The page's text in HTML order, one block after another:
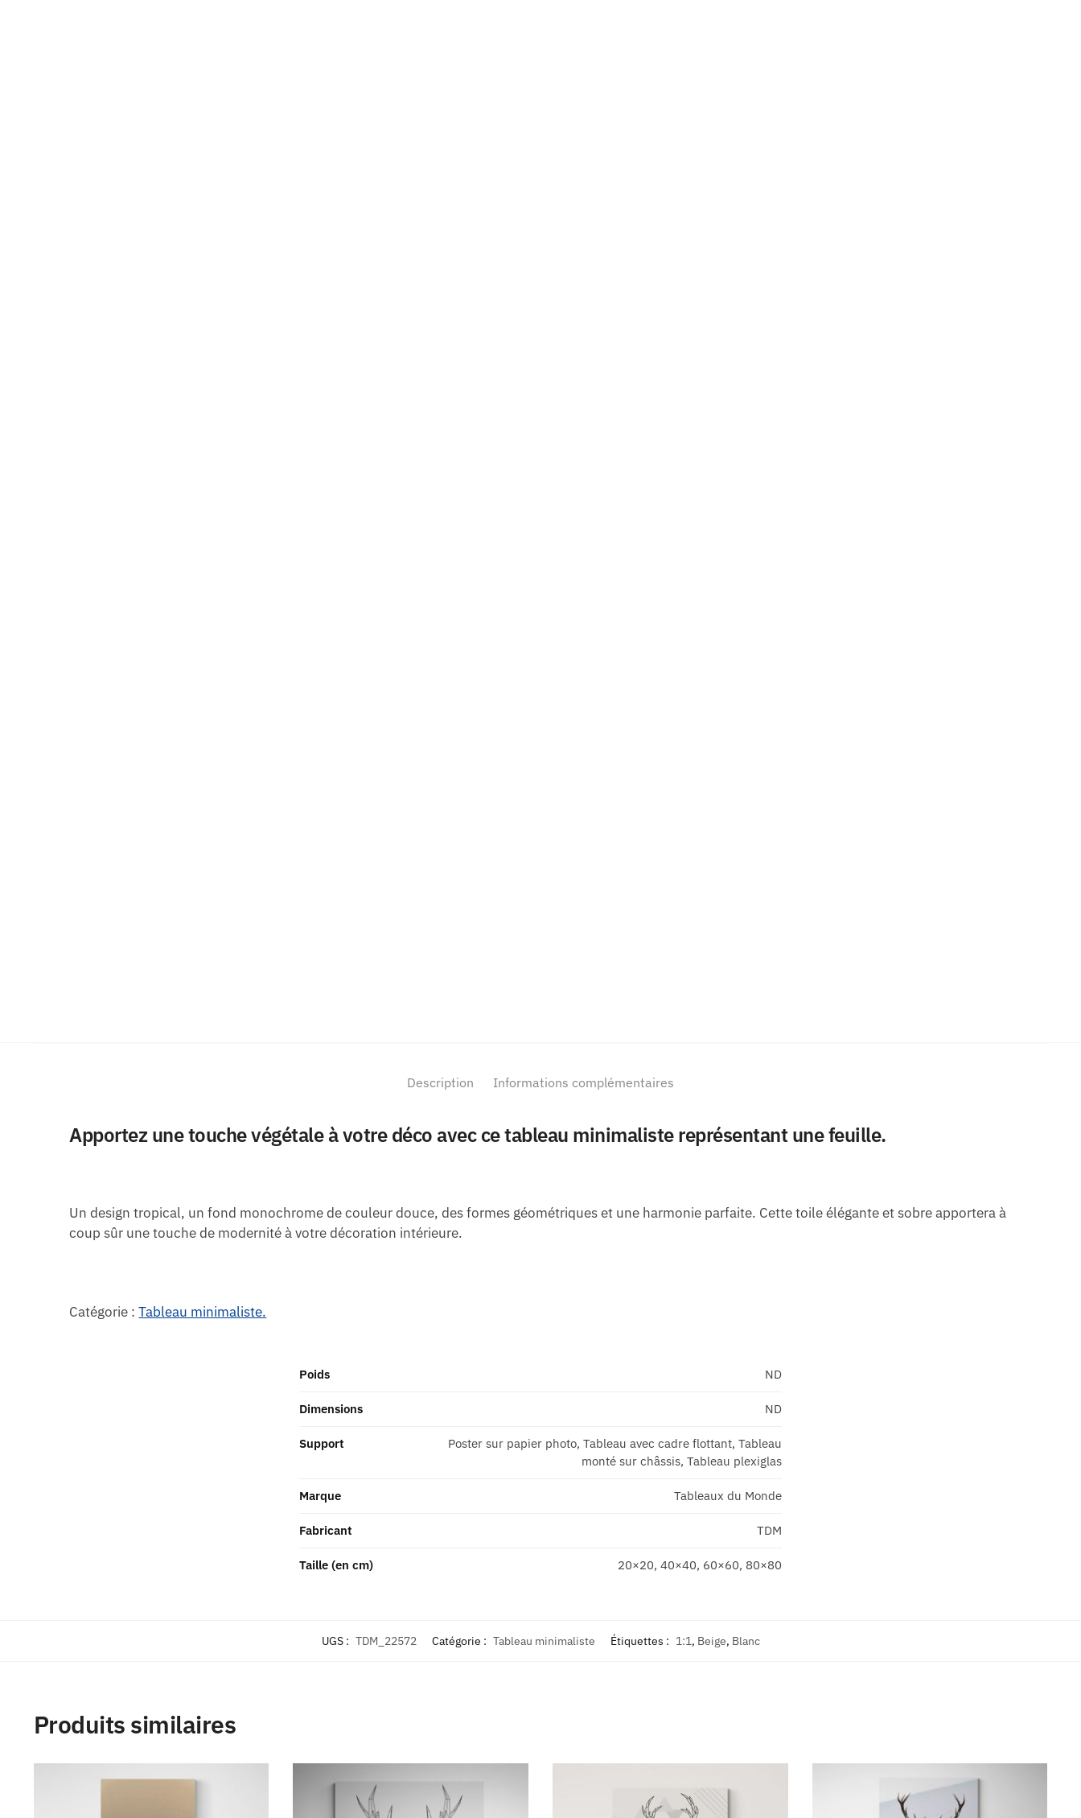
Description Informations complémentaires
Apportez une touche végétale à votre déco avec ce tableau minimaliste représentant une feuille.
Un design tropical, un fond monochrome de couleur douce, des formes géométriques et une harmonie parfaite. Cette toile élégante et sobre apportera à
coup sûr une touche de modernité à votre décoration intérieure.
Catégorie :Tableau minimaliste.
Poids ND
Dimensions ND
Support
Poster sur papier photo, Tableau avec cadre flottant, Tableau
monté sur châssis, Tableau plexiglas
Marque Tableaux du Monde
Fabricant TDM
Taille (en cm) 20×20, 40×40, 60×60, 80×80
UGS : TDM_22572 Catégorie : Tableau minimaliste Étiquettes : 1:1, Beige, Blanc
Produits similaires